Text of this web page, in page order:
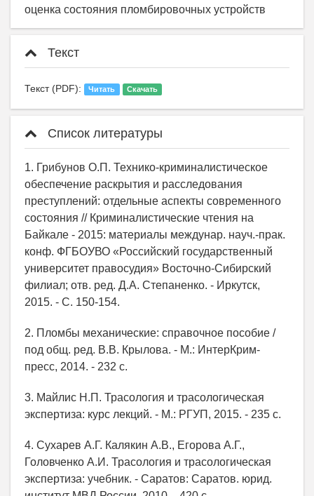
оценка состояния пломбировочных устройств
Текст
Текст (PDF): Читать Скачать
Список литературы
1. Грибунов О.П. Технико-криминалистическое
обеспечение раскрытия и расследования
преступлений: отдельные аспекты современного
состояния // Криминалистические чтения на
Байкале - 2015: материалы междунар. науч.-прак.
конф. ФГБОУВО «Российский государственный
университет правосудия» Восточно-Сибирский
филиал; отв. ред. Д.А. Степаненко. - Иркутск,
2015. - С. 150-154.
2. Пломбы механические: справочное пособие /
под общ. ред. В.В. Крылова. - М.: ИнтерКрим-
пресс, 2014. - 232 с.
3. Майлис Н.П. Трасология и трасологическая
экспертиза: курс лекций. - М.: РГУП, 2015. - 235 с.
4. Сухарев А.Г. Калякин А.В., Егорова А.Г.,
Головченко А.И. Трасология и трасологическая
экспертиза: учебник. - Саратов: Саратов. юрид.